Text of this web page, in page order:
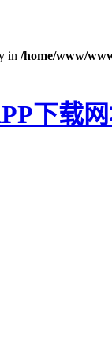
in /home/www/
下载